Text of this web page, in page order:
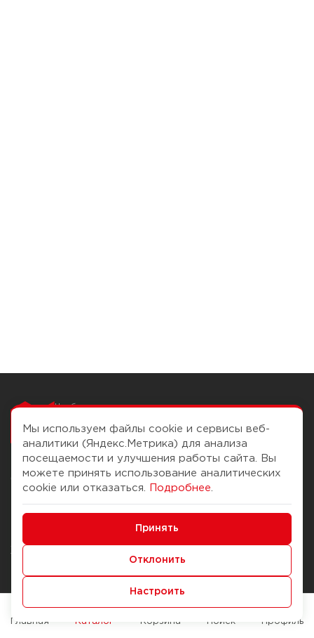
Чтобы вам легко
О компании
История Компании
Журнал
Наши марки
Брендирование
Помощь
Доставка и оплата
Способы оплаты
Служба контроля качества
Мы используем файлы cookie и сервисы веб-
аналитики (Яндекс.Метрика) для анализа
посещаемости и улучшения работы сайта. Вы
можете принять использование аналитических
cookie или отказаться.
Подробнее
Принять
Отклонить
Настроить
Главная Каталог Корзина Поиск Профиль